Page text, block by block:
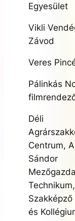
Egyesület
Vikli
Závod
Veres
Pálinkás
Déli
Centrum,
Sándor
Technikum,
Szakképző
és